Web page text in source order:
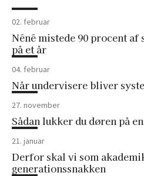
02. februar
Néné mistede 90 procent
på et år
04. februar
Når undervisere bliver
27. november
Sådan lukker du døren på
21. januar
Derfor skal vi som
generationssnakken